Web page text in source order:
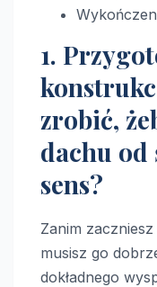
1.
zrobić,
dachu od
sens?
Zanim
musisz go
dokładnego